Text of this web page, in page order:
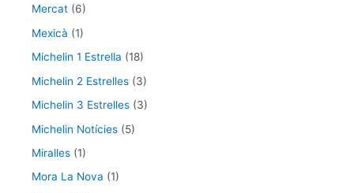
Mercat (6)
Mexicà (1)
Michelin 1 Estrella (18)
Michelin 2 Estrelles (3)
Michelin 3 Estrelles (3)
Michelin Notícies (5)
Miralles (1)
Mora La Nova (1)